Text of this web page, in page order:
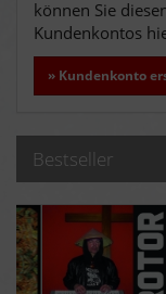
können Sie
Kundenkontos
» Kundenkonto
Bestseller